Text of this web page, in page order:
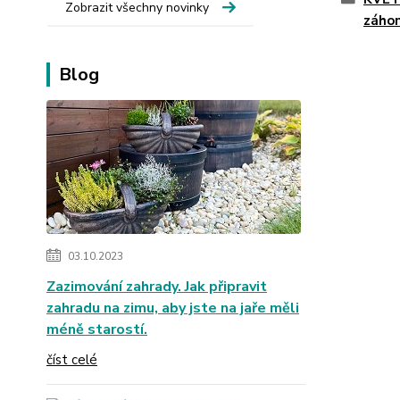
Zobrazit všechny novinky
Blog
03.10.2023
Zazimování zahrady. Jak připravit
zahradu na zimu, aby jste na jaře měli
méně starostí.
číst celé